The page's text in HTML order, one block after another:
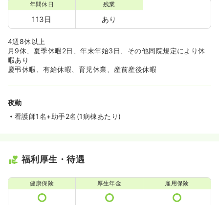
年間休日
113日
残業
あり
4週8休以上
月9休、夏季休暇2日、年末年始3日、その他同院規定により休
暇あり
慶弔休暇、有給休暇、育児休業、産前産後休暇
夜勤
看護師1名+助手2名(1病棟あたり)
福利厚生・待遇
健康保険 厚生年金 雇用保険